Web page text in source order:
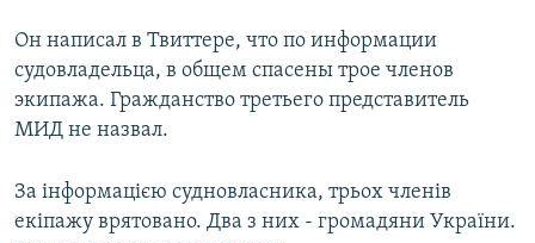
ПОБЕДИТЕЛЕЙ НЕ СУДЯТ?
КРЫМ.НЕПОКОРЕННЫЙ
ELIFBE
ПРИСОЕДИНЯЙТЕСЬ!
Все сайты RFE/RL
Он написал в Твиттере, что по информации
судовладельца, в общем спасены трое членов
экипажа. Гражданство третьего представитель
МИД не назвал.
За інформацією судновласника, трьох членів
екіпажу врятовано. Два з них - громадяни України.